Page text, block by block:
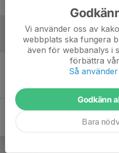
Referat
Inget
Vi använder oss av
webbplats ska fungera
även för webbanalys i
förbättra
Så
Godkänn
Bara